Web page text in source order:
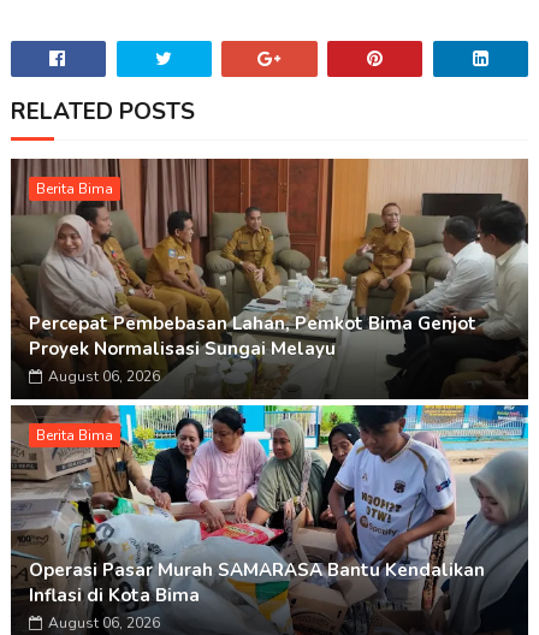
RELATED POSTS
Berita Bima
Percepat Pembebasan Lahan, Pemkot Bima Genjot
Proyek Normalisasi Sungai Melayu
August 06, 2026
Berita Bima
Operasi Pasar Murah SAMARASA Bantu Kendalikan
Inflasi di Kota Bima
August 06, 2026